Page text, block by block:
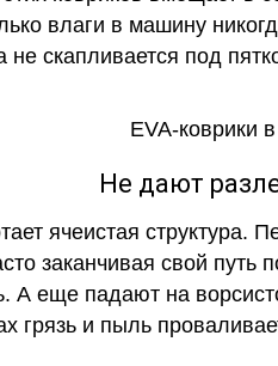
влаги в машину
не скапливается под
Не дают
ячеистая структура.
заканчивая свой
А еще падают на
грязь и пыль